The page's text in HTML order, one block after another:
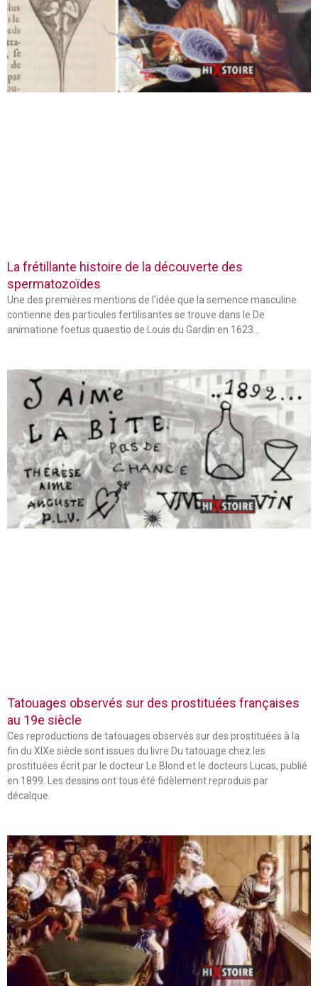
La frétillante histoire de la découverte des
spermatozoïdes
Une des premières mentions de l’idée que la semence masculine
contienne des particules fertilisantes se trouve dans le De
animatione foetus quaestio de Louis du Gardin en 1623…
Tatouages observés sur des prostituées françaises
au 19e siècle
Ces reproductions de tatouages observés sur des prostituées à la
fin du XIXe siècle sont issues du livre Du tatouage chez les
prostituées écrit par le docteur Le Blond et le docteurs Lucas, publié
en 1899. Les dessins ont tous été fidèlement reproduis par
décalque.